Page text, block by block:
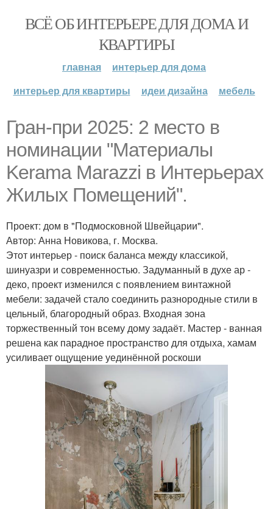
ВСЁ ОБ ИНТЕРЬЕРЕ ДЛЯ ДОМА И
КВАРТИРЫ
главная
интерьер для дома
интерьер для квартиры
идеи дизайна мебель
Гран-при 2025: 2 место в
номинации "Материалы
Kerama Marazzi в Интерьерах
Жилых Помещений".
Проект: дом в "Подмосковной Швейцарии".
Автор: Анна Новикова, г. Москва.
Этот интерьер - поиск баланса между классикой,
шинуазри и современностью. Задуманный в духе ар -
деко, проект изменился с появлением винтажной
мебели: задачей стало соединить разнородные стили в
цельный, благородный образ. Входная зона
торжественный тон всему дому задаёт. Мастер - ванная
решена как парадное пространство для отдыха, хамам
усиливает ощущение уединённой роскоши